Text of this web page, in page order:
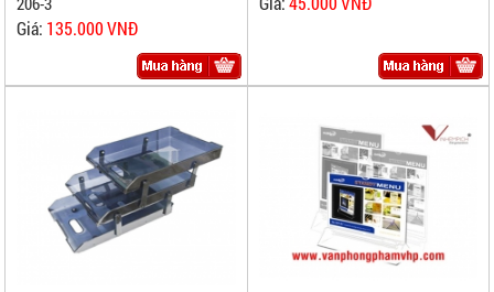
Giá: 135.000 VNĐ